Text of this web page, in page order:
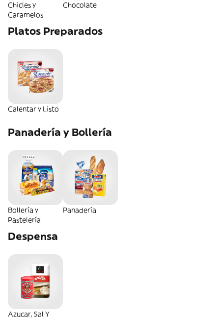
Chicles y
Caramelos
Chocolate
Platos Preparados
Calentar y Listo
Panadería y Bollería
Bollería y
Pastelería
Panadería
Despensa
Azucar, Sal Y